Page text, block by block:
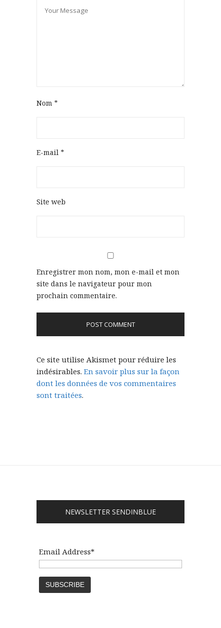
Nom *
E-mail *
Site web
Enregistrer mon nom, mon e-mail et mon
site dans le navigateur pour mon
prochain commentaire.
Ce site utilise Akismet pour réduire les
indésirables. En savoir plus sur la façon
dont les données de vos commentaires
sont traitées.
NEWSLETTER SENDINBLUE
Email Address*